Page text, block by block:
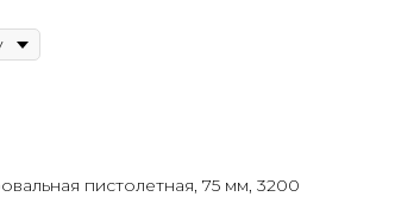
пистолетная, 75 мм, 3200